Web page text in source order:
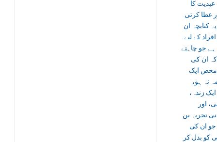
عبدیت کا
عطا کرتی
کتابچہ ان
کے لیے
ہے جو چاہتے
ان کی
محض ایک
نہ ہو،
زندہ،
اور
تجربہ بن
جو ان کی
کو بدل کر